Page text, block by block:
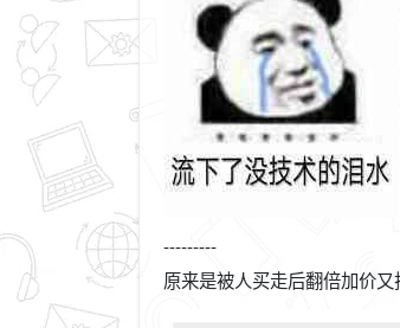
---------
原来是被人买走后翻倍加价又